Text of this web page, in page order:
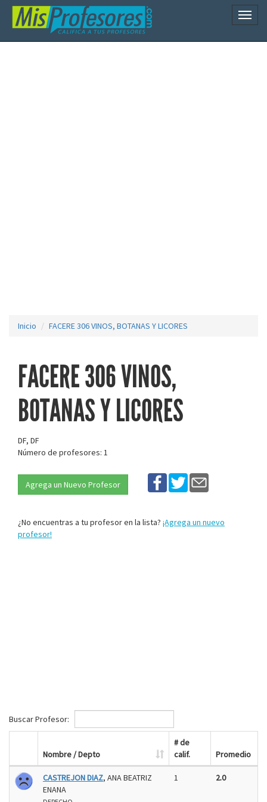
Inicio FACERE 306 VINOS, BOTANAS Y LICORES
FACERE 306 VINOS,
BOTANAS Y LICORES
DF, DF
Número de profesores: 1
Agrega un Nuevo Profesor
¿No encuentras a tu profesor en la lista? ¡Agrega un nuevo
profesor!
Buscar Profesor:
Nombre / Depto
# de
calif.
Promedio
CASTREJON DIAZ, ANA BEATRIZ
ENANA
1 2.0